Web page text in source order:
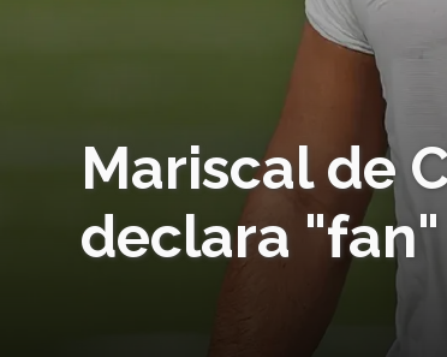
Mariscal de
declara